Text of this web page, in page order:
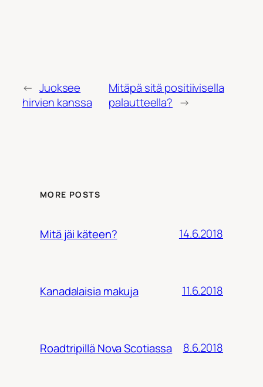
← Juoksee
hirvien kanssa
Mitäpä sitä positiivisella
palautteella? →
MORE POSTS
Mitä jäi käteen? 14.6.2018
Kanadalaisia makuja 11.6.2018
Roadtripillä Nova Scotiassa 8.6.2018